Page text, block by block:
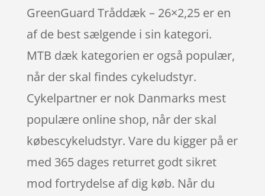
GreenGuard Tråddæk – 26×2,25 er en
af de best sælgende i sin kategori.
MTB dæk kategorien er også populær,
når der skal findes cykeludstyr.
Cykelpartner er nok Danmarks mest
populære online shop, når der skal
købescykeludstyr. Vare du kigger på er
med 365 dages returret godt sikret
mod fortrydelse af dig køb. Når du